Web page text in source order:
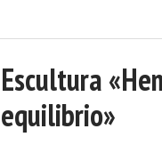
Escultura
equilibrio»